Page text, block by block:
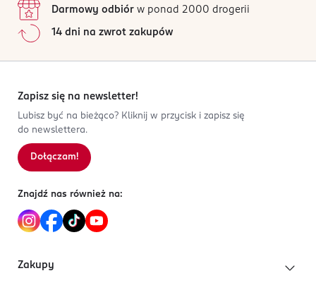
Darmowy odbiór w ponad 2000 drogerii
14 dni na zwrot zakupów
Zapisz się na newsletter!
Lubisz być na bieżąco? Kliknij w przycisk i zapisz się
do newslettera.
Dołączam!
Znajdź nas również na:
Zakupy